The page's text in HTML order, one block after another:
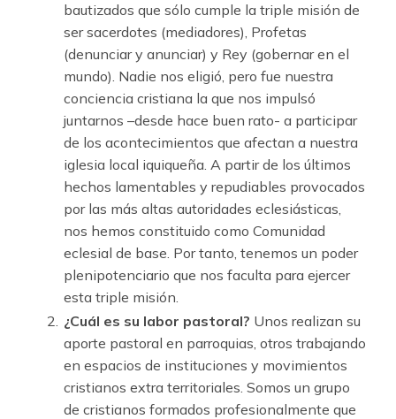
bautizados que sólo cumple la triple misión de
ser sacerdotes (mediadores), Profetas
(denunciar y anunciar) y Rey (gobernar en el
mundo). Nadie nos eligió, pero fue nuestra
conciencia cristiana la que nos impulsó
juntarnos –desde hace buen rato- a participar
de los acontecimientos que afectan a nuestra
iglesia local iquiqueña. A partir de los últimos
hechos lamentables y repudiables provocados
por las más altas autoridades eclesiásticas,
nos hemos constituido como Comunidad
eclesial de base. Por tanto, tenemos un poder
plenipotenciario que nos faculta para ejercer
esta triple misión.
¿Cuál es su labor pastoral? Unos realizan su
aporte pastoral en parroquias, otros trabajando
en espacios de instituciones y movimientos
cristianos extra territoriales. Somos un grupo
de cristianos formados profesionalmente que